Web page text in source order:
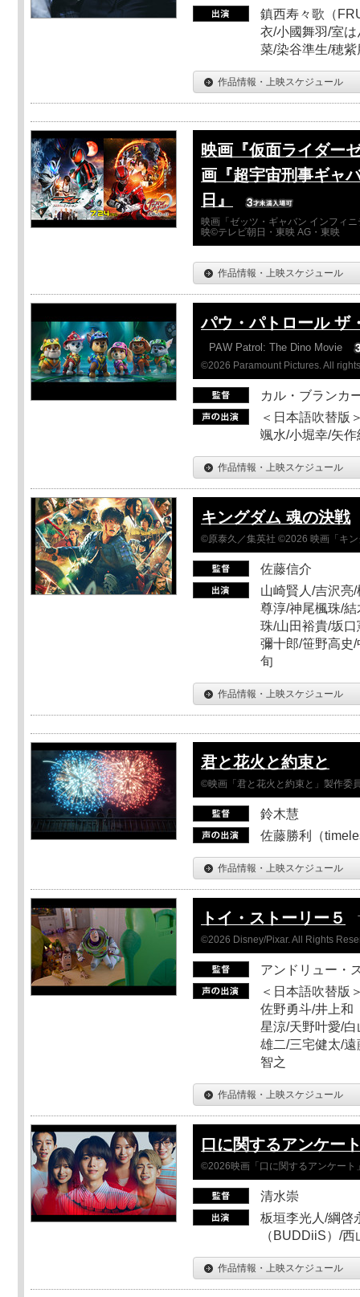
鎮西寿々歌（
衣/小國舞羽/室
菜/染谷準生/穂
作品情報・上映スケジュール
映画『仮面ライダー
画『超宇宙刑事ギャ
日』
映画「ゼッツ・ギャバン インフィ
映©テレビ朝日・東映 AG・東映
作品情報・上映スケジュール
パウ・パトロール ザ
PAW Patrol: The Dino Movie
©2026 Paramount Pictures. All
カル・ブランカ
＜日本語吹替版
颯水/小堀幸/矢作
作品情報・上映スケジュール
キングダム 魂の決戦
©原泰久／集英社 ©2026 映画「キ
佐藤信介
山崎賢人/吉沢亮
尊淳/神尾楓珠/
珠/山田裕貴/坂
彌十郎/笹野高史
旬
作品情報・上映スケジュール
君と花火と約束と
©映画「君と花火と約束と」製作委
鈴木慧
佐藤勝利（
作品情報・上映スケジュール
トイ・ストーリー５
©2026 Disney/Pixar. All Rights
アンドリュー・
＜日本語吹替版
佐野勇斗/井上和
星涼/天野叶愛/
雄二/三宅健太/
智之
作品情報・上映スケジュール
口に関するアンケー
©2026映画「口に関するアンケート
清水崇
板垣李光人/綱啓
（BUDDiiS）/
作品情報・上映スケジュール